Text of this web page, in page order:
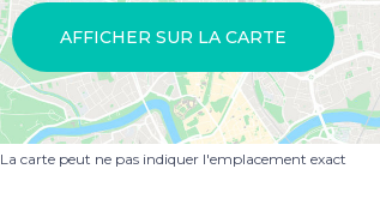
AFFICHER SUR LA CARTE
La carte peut ne pas indiquer l'emplacement exact